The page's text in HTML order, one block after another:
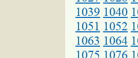
1039 1040
1051 1052
1063 1064